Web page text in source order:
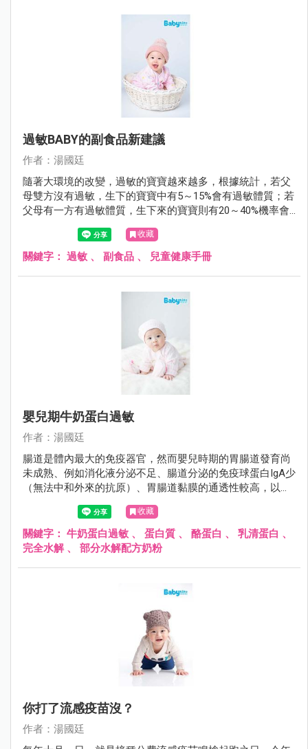
過敏BABY的副食品新建議
作者：湯國廷
隨著大環境的改變，過敏的寶寶越來越多，根據統計，若父
母雙方沒有過敏，生下的寶寶中有5～15%會有過敏體質；若
父母有一方有過敏體質，生下來的寶寶則有20～40%機率會
有過敏體質；若父母雙方都有過敏體質，生下的寶寶過敏的
機會則大增到40～80%。 收藏
關鍵字： 過敏 、 副食品 、 兒童健康手冊
嬰兒期牛奶蛋白過敏
作者：湯國廷
腸道是體內最大的免疫器官，然而嬰兒時期的胃腸道發育尚
未成熟、例如消化液分泌不足、腸道分泌的免疫球蛋白IgA少
（無法中和外來的抗原）、胃腸道黏膜的通透性較高，以上
的種種因素造成外來的過敏原很容易透過腸黏膜進入人體，
誘發過敏反應。
收藏
關鍵字： 牛奶蛋白過敏 、 蛋白質 、 酪蛋白 、 乳清蛋白 、
完全水解、 部分水解配方奶粉
你打了流感疫苗沒？
作者：湯國廷